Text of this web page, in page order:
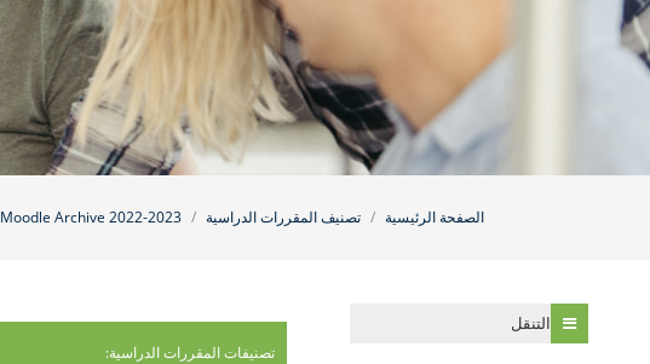
الصفحة الرئيسية تصنيف المقررات الدراسية Moodle Archive 2022-2023
تصنيفات المقررات الدراسية:
التنقل